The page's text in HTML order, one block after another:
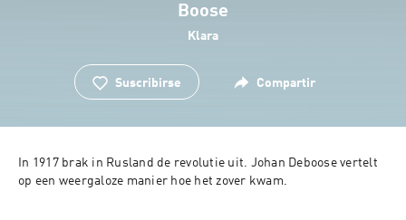
Boose
Klara
Suscribirse Compartir
In 1917 brak in Rusland de revolutie uit. Johan Deboose vertelt
op een weergaloze manier hoe het zover kwam.